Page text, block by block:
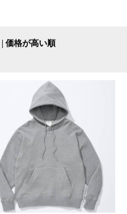
| 価格が高い順